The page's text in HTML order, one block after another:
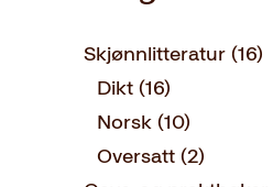
Skjønnlitteratur (16)
Dikt (16)
Norsk (10)
Oversatt (2)